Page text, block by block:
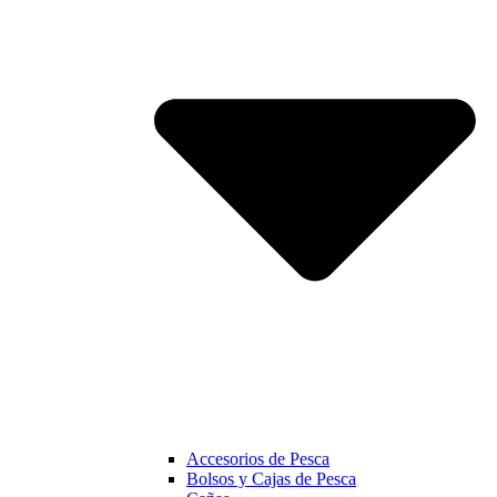
Accesorios de Pesca
Bolsos y Cajas de Pesca